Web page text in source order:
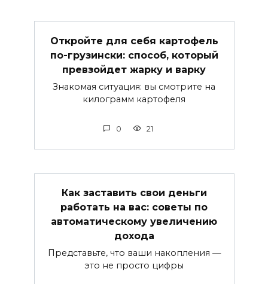
Откройте для себя картофель
по-грузински: способ, который
превзойдет жарку и варку
Знакомая ситуация: вы смотрите на
килограмм картофеля
0 21
Как заставить свои деньги
работать на вас: советы по
автоматическому увеличению
дохода
Представьте, что ваши накопления —
это не просто цифры